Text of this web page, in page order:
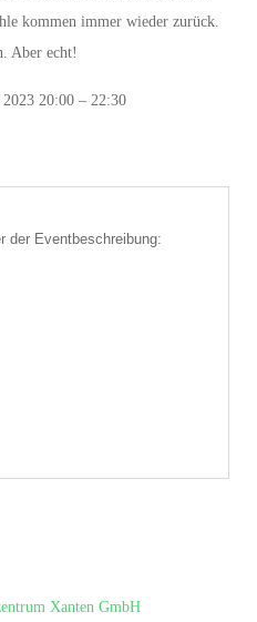
kommen immer wieder zurück.
Aber echt!
2023 20:00 – 22:30
der Eventbeschreibung:
Xanten GmbH